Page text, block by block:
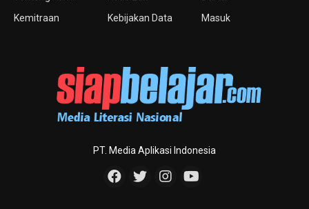
Kemitraan
Kebijakan Data
Masuk
PT. Media Aplikasi Indonesia